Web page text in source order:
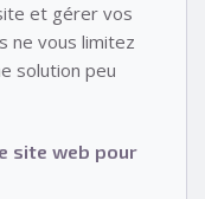
et gérer vos
ne vous limitez
solution peu
site web pour